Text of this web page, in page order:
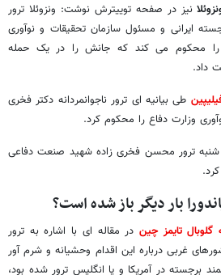
نیز در صفحه توییترش نوشت: ونزوئلا ترور
ایرانی و مسئول سازمان تحقیقات و نوآوری
را محکوم می کند که جانش را در یک حمله
داد.
طی بیانیه ای ترور ناجوانمردانه دکتر فخری
وزارت دفاع را محکوم کرد.
شنبه ترور محسن فخری زاده شهید صنعت دفاعی
بار دیگر باز شده است؟
گلوبال تایمز چین در مقاله ای با اشاره به ترور
غربی درباره این اقدام وحشیانه و شرم آور
برجسته در آمریکا و یا انگلیس ترور شده بود،